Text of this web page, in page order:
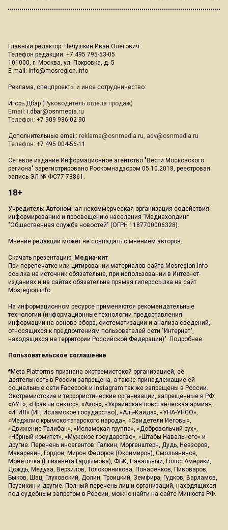
Главный редактор: Чечушкин Иван Олегович.
Телефон редакции: +7 495 795-53-05
101000, г. Москва, ул. Покровка, д. 5
E-mail: info@mosregion.info
Реклама, спецпроекты и иное сотрудничество:
Игорь Дбар (Руководитель отдела продаж)
Email: i.dbar@osnmedia.ru
Телефон: +7 909 936-02-90
Дополнительные email: reklama@osnmedia.ru, adv@osnmedia.ru
Телефон: +7 495 004-56-11
Сетевое издание Информационное агентство "Вести Московского
региона" зарегистрировано Роскомнадзором 05.10.2018, реестровая
запись ЭЛ № ФС77-73861.
18+
Учредитель: Автономная некоммерческая организация содействия
информированию и просвещению населения "Медиахолдинг
"Общественная служба новостей" (ОГРН 1187700006328).
Мнение редакции может не совпадать с мнением авторов.
Скачать презентацию: Медиа-кит
При перепечатке или цитировании материалов сайта Mosregion.info
ссылка на источник обязательна, при использовании в Интернет-
изданиях и на сайтах обязательна прямая гиперссылка на сайт
Mosregion.info.
На информационном ресурсе применяются рекомендательные
технологии (информационные технологии предоставления
информации на основе сбора, систематизации и анализа сведений,
относящихся к предпочтениям пользователей сети "Интернет",
находящихся на территории Российской Федерации)". Подробнее.
Пользовательское соглашение
*Meta Platforms признана экстремистской организацией, её
деятельность в России запрещена, а также принадлежащие ей
социальные сети Facebook и Instagram так же запрещены в России.
Экстремистские и террористические организации, запрещенные в РФ:
«АУЕ», «Правый сектор», «Азов», «Украинская повстанческая армия»,
«ИГИЛ» (ИГ, Исламское государство), «Аль-Каида», «УНА-УНСО»,
«Меджлис крымско-татарского народа», «Свидетели Иеговы»,
«Движение Талибан», «Исламская группа», «Добровольчий рух»,
«Чёрный комитет», «Мужское государство», «Штабы Навального» и
другие. Перечень иноагентов: Галкин, Моргенштерн, Дудь, Невзоров,
Макаревич, Гордон, Мирон Фёдоров (Оксимирон), Смольянинов,
Монеточка (Елизавета Гардымова), ФБК, Навальный, Голос Америки,
Дождь, Медуза, Верзилов, Толоконникова, Понасенков, Пивоваров,
Быков, Шац, Глуховский, Долин, Троицкий, Земфира, Гудков, Варламов,
Прусикин и другие. Полный перечень лиц и организаций, находящихся
под судебным запретом в России, можно найти на сайте Минюста РФ.